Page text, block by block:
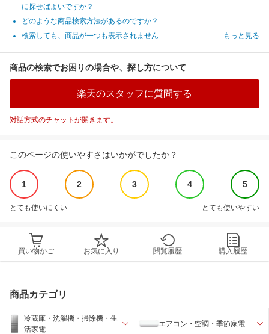
に探せばよいですか？
どのような商品検索方法があるのですか？
検索しても、商品が一つも表示されません
もっと見る
商品の検索でお困りの場合や、探し方について
楽天のスタッフに質問する
対話方式のチャットが開きます。
このページの使いやすさはいかがでしたか？
1 2 3 4 5
とても使いにくい とても使いやすい
買い物かご お気に入り 閲覧履歴 購入履歴
商品カテゴリ
冷蔵庫・洗濯機・掃除機・生
活家電
エアコン・空調・季節家電